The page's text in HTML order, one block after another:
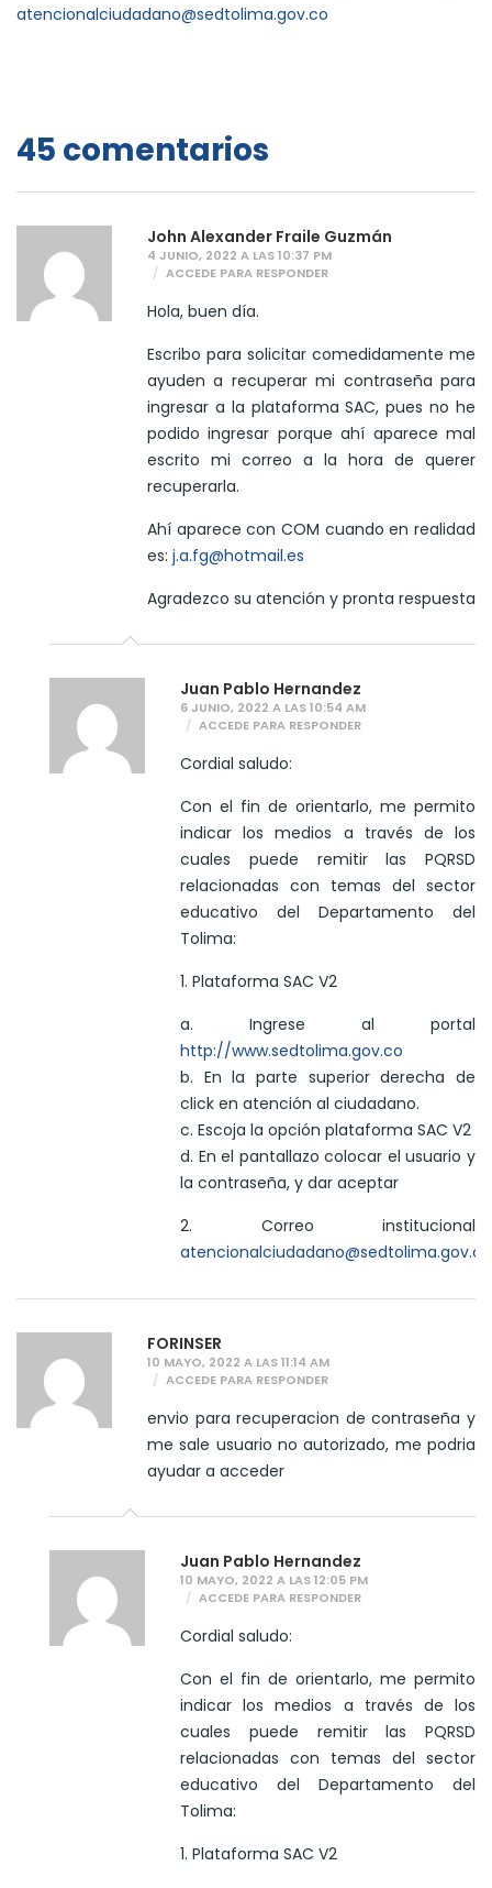
atencionalciudadano@sedtolima.gov.co
45 comentarios
John Alexander Fraile Guzmán
4 JUNIO, 2022 A LAS 10:37 PM
ACCEDE PARA RESPONDER
Hola, buen día.
Escribo para solicitar comedidamente me
ayuden a recuperar mi contraseña para
ingresar a la plataforma SAC, pues no he
podido ingresar porque ahí aparece mal
escrito mi correo a la hora de querer
recuperarla.
Ahí aparece con COM cuando en realidad
es: j.a.fg@hotmail.es
Agradezco su atención y pronta respuesta
Juan Pablo Hernandez
6 JUNIO, 2022 A LAS 10:54 AM
ACCEDE PARA RESPONDER
Cordial saludo:
Con el fin de orientarlo, me permito
indicar los medios a través de los
cuales puede remitir las PQRSD
relacionadas con temas del sector
educativo del Departamento del
Tolima:
1. Plataforma SAC V2
a. Ingrese al portal
http://www.sedtolima.gov.co
b. En la parte superior derecha de
click en atención al ciudadano.
c. Escoja la opción plataforma SAC V2
d. En el pantallazo colocar el usuario y
la contraseña, y dar aceptar
2. Correo institucional
atencionalciudadano@sedtolima.gov.co
FORINSER
10 MAYO, 2022 A LAS 11:14 AM
ACCEDE PARA RESPONDER
envio para recuperacion de contraseña y
me sale usuario no autorizado, me podria
ayudar a acceder
Juan Pablo Hernandez
10 MAYO, 2022 A LAS 12:05 PM
ACCEDE PARA RESPONDER
Cordial saludo:
Con el fin de orientarlo, me permito
indicar los medios a través de los
cuales puede remitir las PQRSD
relacionadas con temas del sector
educativo del Departamento del
Tolima:
1. Plataforma SAC V2